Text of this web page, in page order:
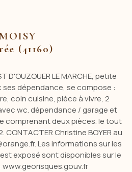
(41160)
D'OUZOUER LE MARCHE, petite
dépendance, se compose :
coin cuisine, pièce à vivre, 2
wc. dépendance / garage et
comprenant deux pièces. le tout
CONTACTER Christine BOYER au
Les informations sur les
exposé sont disponibles sur le